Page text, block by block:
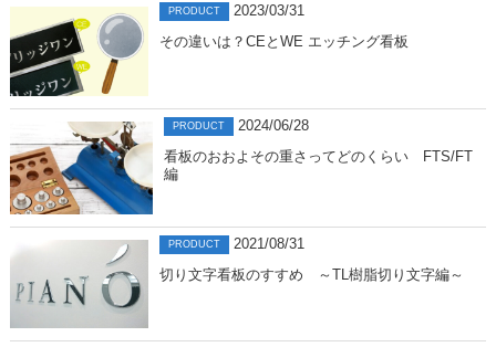
PRODUCT
2023/03/31
その違いは？CEとWE エッチング看板
PRODUCT
2024/06/28
看板のおおよその重さってどのくらい FTS/FT
編
PRODUCT
2021/08/31
切り文字看板のすすめ ～TL樹脂切り文字編～